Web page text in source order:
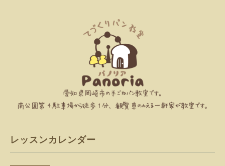
レッスンカレンダー